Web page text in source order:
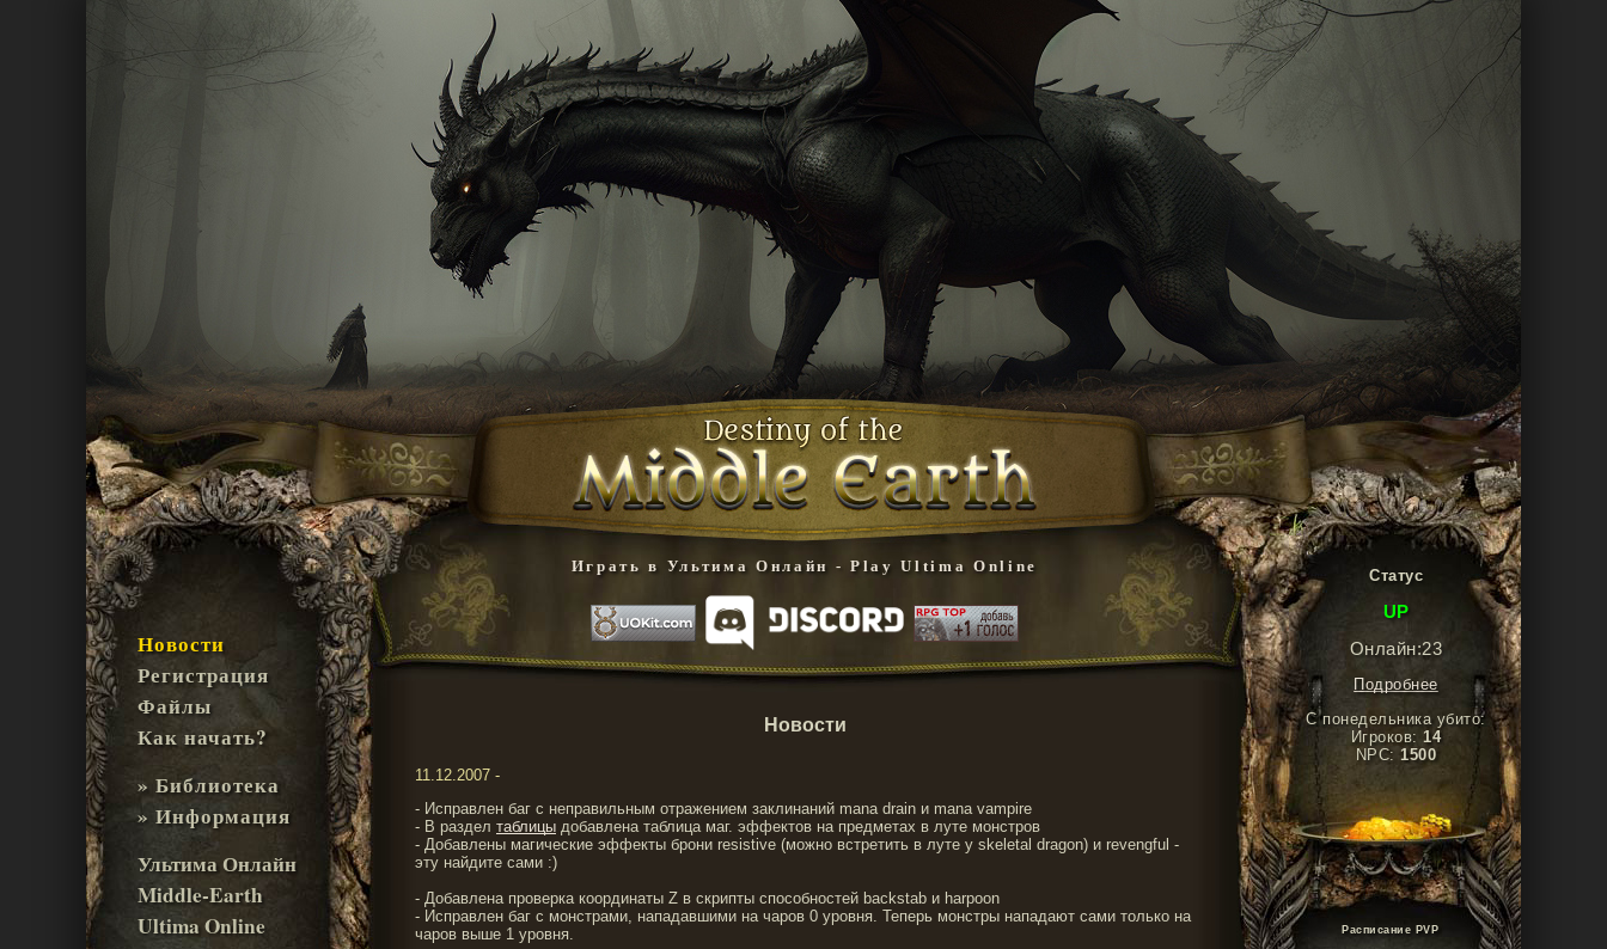
Новости
Регистрация
Файлы
Как начать?
» Библиотека
» Информация
Ультима Онлайн
Middle-Earth
Ultima Online
Играть в Ультима Онлайн - Play Ultima Online
Новости
11.12.2007 -
- Исправлен баг с неправильным отражением заклинаний mana drain и mana vampire
- В раздел таблицы добавлена таблица маг. эффектов на предметах в луте монстров
- Добавлены магические эффекты брони resistive (можно встретить в луте у skeletal dragon) и revengful -
эту найдите сами :)
- Добавлена проверка координаты Z в скрипты способностей backstab и harpoon
- Исправлен баг с монстрами, нападавшими на чаров 0 уровня. Теперь монстры нападают сами только на
чаров выше 1 уровня.
Статус
UP
Онлайн:23
Подробнее
С понедельника убито:
Игроков:14
NPC:1500
Расписание PVP